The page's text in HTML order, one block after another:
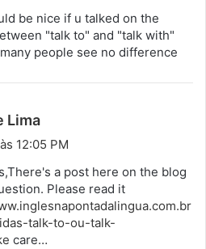
s
e
be nice if u talked on the
"talk to" and "talk with"
people see no difference
Lima
i
e
:
12:05 PM
a post here on the blog
Please read it
talk-to-ou-talk-
care…